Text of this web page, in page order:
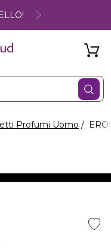
Profumi Uomo